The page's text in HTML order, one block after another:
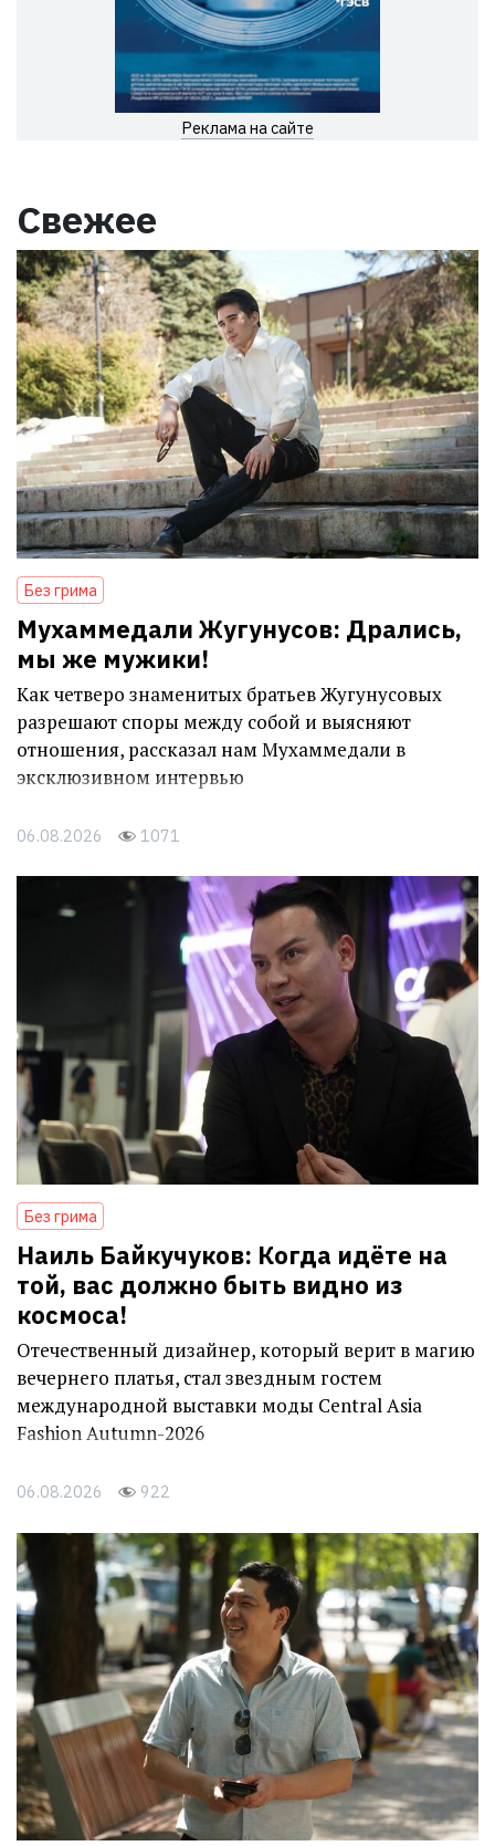
Реклама на сайте
Свежее
Без грима
Мухаммедали Жугунусов: Дрались,
мы же мужики!
Как четверо знаменитых братьев Жугунусовых
разрешают споры между собой и выясняют
отношения, рассказал нам Мухаммедали в
эксклюзивном интервью
06.08.2026 1071
Без грима
Наиль Байкучуков: Когда идёте на
той, вас должно быть видно из
космоса!
Отечественный дизайнер, который верит в магию
вечернего платья, стал звездным гостем
международной выставки моды Central Asia
Fashion Autumn-2026
06.08.2026 922